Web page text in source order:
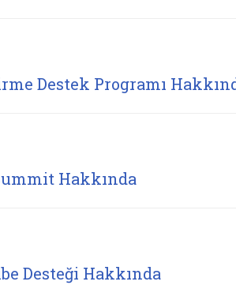
Destek Programı
Hakkında
Desteği Hakkında